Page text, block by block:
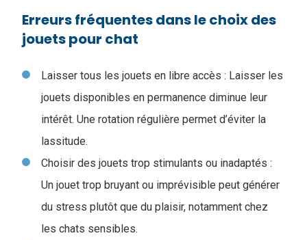
Erreurs fréquentes dans le choix des
jouets pour chat
Laisser tous les jouets en libre accès : Laisser les
jouets disponibles en permanence diminue leur
intérêt. Une rotation régulière permet d’éviter la
lassitude.
Choisir des jouets trop stimulants ou inadaptés :
Un jouet trop bruyant ou imprévisible peut générer
du stress plutôt que du plaisir, notamment chez
les chats sensibles.